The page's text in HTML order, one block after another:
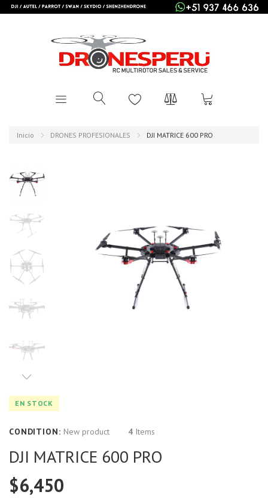
Inicio DRONES PROFESIONALES DJI MATRICE 600 PRO
EN STOCK
CONDITION: New product 4 Items
DJI MATRICE 600 PRO
$6,450